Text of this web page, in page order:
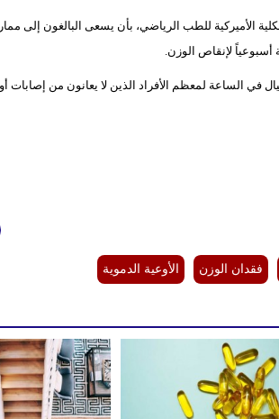
فقدان الوزن الأوعية الدموية